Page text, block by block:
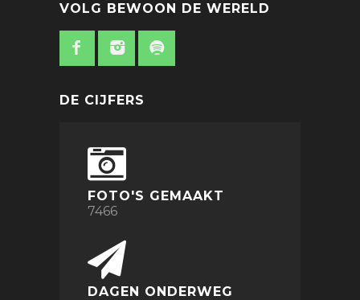
VOLG BEWOON DE WERELD
DE CIJFERS
FOTO'S GEMAAKT
7466
DAGEN ONDERWEG